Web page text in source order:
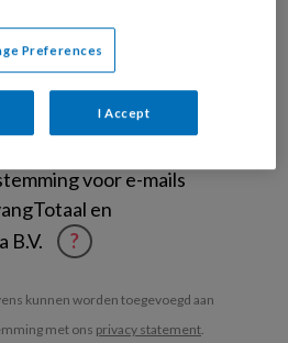
zondag het
voor e-mails
en
B.V.
?
kunnen worden toegevoegd aan
met ons privacy statement.
Preferences
I Accept